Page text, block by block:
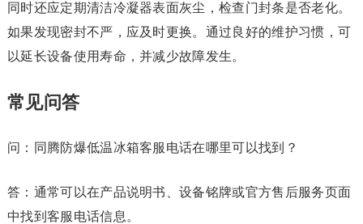
同时还应定期清洁冷凝器表面灰尘，检查门封条是否老化。
如果发现密封不严，应及时更换。通过良好的维护习惯，可
以延长设备使用寿命，并减少故障发生。
常见问答
问：同腾防爆低温冰箱客服电话在哪里可以找到？
答：通常可以在产品说明书、设备铭牌或官方售后服务页面
中找到客服电话信息。